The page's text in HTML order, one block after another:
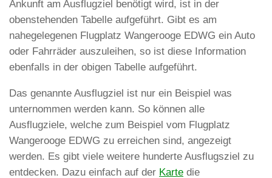
Ankunft am Ausflugziel benötigt wird, ist in der
obenstehenden Tabelle aufgeführt. Gibt es am
nahegelegenen Flugplatz Wangerooge EDWG ein Auto
oder Fahrräder auszuleihen, so ist diese Information
ebenfalls in der obigen Tabelle aufgeführt.
Das genannte Ausflugziel ist nur ein Beispiel was
unternommen werden kann. So können alle
Ausflugziele, welche zum Beispiel vom Flugplatz
Wangerooge EDWG zu erreichen sind, angezeigt
werden. Es gibt viele weitere hunderte Ausflugsziel zu
entdecken. Dazu einfach auf der Karte die